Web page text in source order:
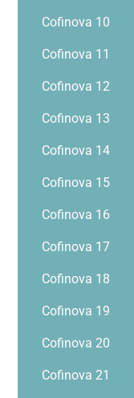
Cofinova 10
Cofinova 11
Cofinova 12
Cofinova 13
Cofinova 14
Cofinova 15
Cofinova 16
Cofinova 17
Cofinova 18
Cofinova 19
Cofinova 20
Cofinova 21